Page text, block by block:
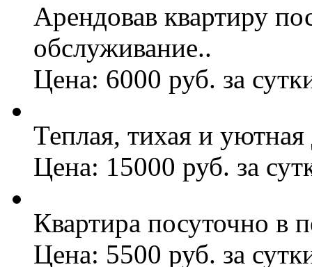
Арендовав квартиру
обслуживание..
Цена: 6000 руб. за
Теплая, тихая и
Цена: 15000 руб. за
Квартира посуточно в
Цена: 5500 руб. за